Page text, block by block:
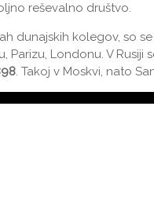
reševalno društvo.
dunajskih kolegov, so
Parizu, Londonu. V
. Takoj v Moskvi, nato